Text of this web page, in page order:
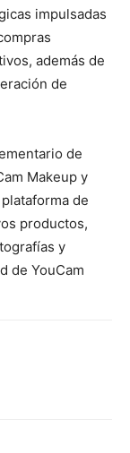
impulsadas
además de
de
de
Makeup y
de
productos,
y
de YouCam